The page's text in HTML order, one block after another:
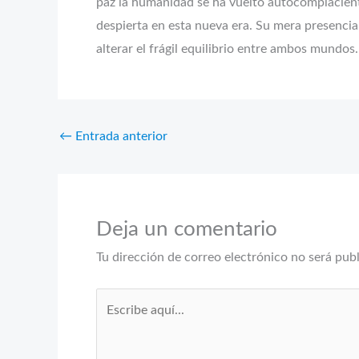
despierta en esta nueva era. Su mera
alterar el frágil equilibrio entre ambos
← Entrada anterior
Deja un comentario
Tu dirección de correo electrónico no será